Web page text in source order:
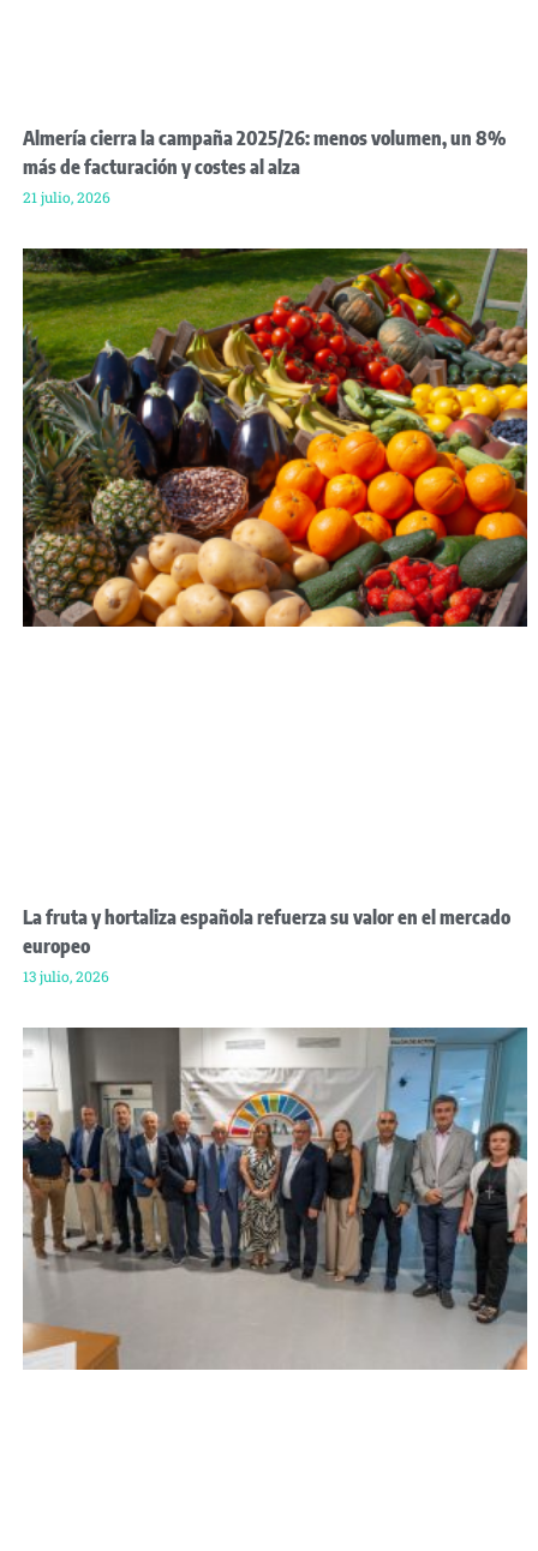
Almería cierra la campaña 2025/26: menos volumen, un 8%
más de facturación y costes al alza
21 julio, 2026
La fruta y hortaliza española refuerza su valor en el mercado
europeo
13 julio, 2026